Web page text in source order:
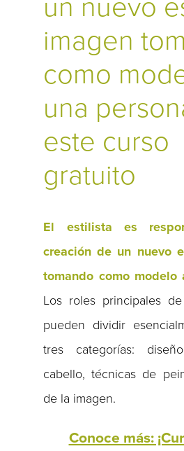
un nuevo
imagen
como
una
este curso
gratuito
El estilista es
creación de un nuevo
tomando como modelo
Los roles principales
pueden dividir
tres categorías:
cabello, técnicas de
de la imagen.
Conoce más: